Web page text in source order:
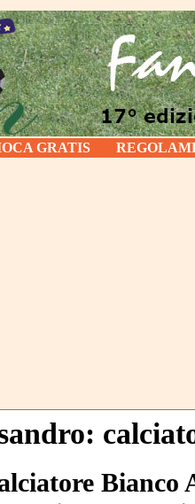
GRATIS
Bianco